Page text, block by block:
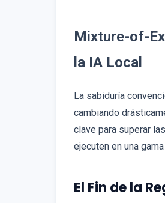
Mixture-of-
la IA Local
La sabiduría
cambiando
clave para superar
ejecuten en una
El Fin de la